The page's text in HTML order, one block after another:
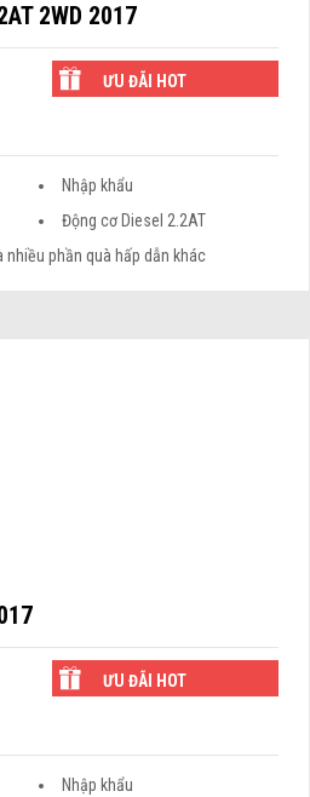
2WD 2017
ƯU ĐÃI HOT
Nhập khẩu
Động cơ Diesel 2.2AT
nhiều phần quà hấp dẫn khác
ƯU ĐÃI HOT
Nhập khẩu